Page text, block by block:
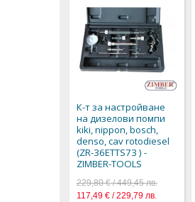
К-т за настройване
на дизелови помпи
kiki, nippon, bosch,
denso, cav rotodiesel
(ZR-36ETTS73 ) -
ZIMBER-TOOLS
229,80 € / 449,45 лв.
117,49 € / 229,79 лв.